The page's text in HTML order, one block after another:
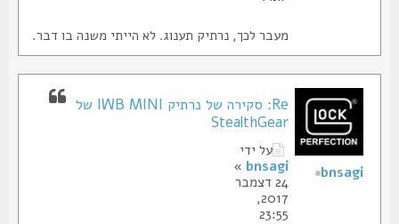
מעבר לכך, נרתיק תענוג. לא הייתי משנה בו דבר.
Re: סקירה של נרתיק IWB MINI של
StealthGear
על ידי
bnsagi
»
24 דצמבר
2017,
23:55
bnsagi